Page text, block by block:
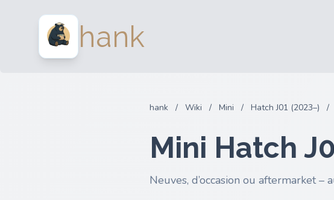
hank
hank / Wiki / Mini / Hatch J01 (2023–) /
Mini Hatch
Neuves, d’occasion ou aftermarket